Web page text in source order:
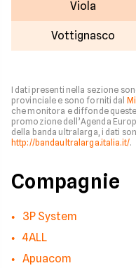
Viola
Vottignasco
I dati presenti nella sezione
provinciale e sono forniti dal
che monitora e diffonde
promozione dell’Agenda
della banda ultralarga, i dati
http://bandaultralarga.italia.it/.
Compagnie
3P System
4ALL
Apuacom